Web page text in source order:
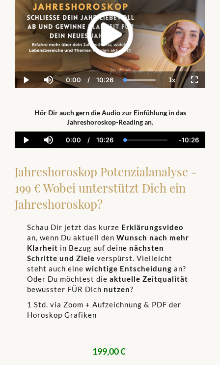
Play Mute
Current
Time
0:00 / Duration
10:26 Loaded
100.00%
1xPlayback
Rate
Hör Dir auch gern die Audio zur Einfühlung in das
Jahreshoroskop-Reading an.
Play Mute
Current
Time
0:00 / Duration
10:26 Loaded:
0.00%
Remaining
Time
-10:26
Jahreshoroskop Potenzialanalyse -
199 € Wobei unterstützt Dich ein
Jahreshoroskop?
Schau Dir jetzt das kurze Erklärungsvideo
an, wenn Du aktuell den Wunsch nach mehr
Klarheit in Bezug auf deine nächsten
Schritte und Ziele verspürst. Vielleicht
steht auch eine wichtige Entscheidung an?
Oder Du möchtest die aktuelle Zeitqualität
bewusster FÜR Dich nutzen?
1 Std. via Zoom + Aufzeichnung & PDF der
Horoskop Grafiken
199,00 €